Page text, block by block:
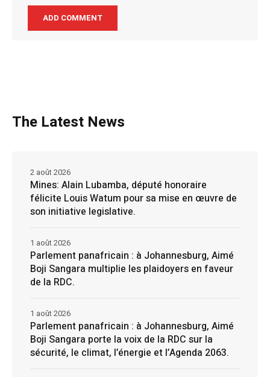
The Latest News
Mines: Alain Lubamba, député honoraire
félicite Louis Watum pour sa mise en œuvre de
son initiative legislative.
2 août 2026
Parlement panafricain : à Johannesburg, Aimé
Boji Sangara multiplie les plaidoyers en faveur
de la RDC.
1 août 2026
Parlement panafricain : à Johannesburg, Aimé
Boji Sangara porte la voix de la RDC sur la
sécurité, le climat, l’énergie et l’Agenda 2063.
1 août 2026